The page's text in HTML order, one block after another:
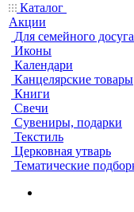
Каталог
Акции
Для семейного досуга
Иконы
Календари
Канцелярские товары
Книги
Свечи
Сувениры, подарки
Текстиль
Церковная утварь
Тематические